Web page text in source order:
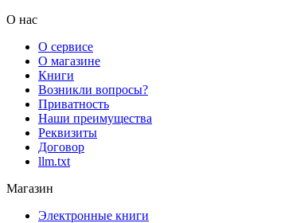
О нас
О сервисе
О магазине
Книги
Возникли вопросы?
Приватность
Наши преимущества
Реквизиты
Договор
llm.txt
Магазин
Электронные книги